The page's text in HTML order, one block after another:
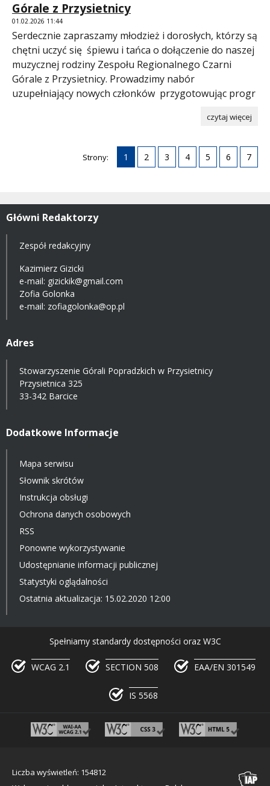
Górale z Przysietnicy
01.02.2026 11:44
Serdecznie zapraszamy młodzież i dorosłych, którzy są
chętni uczyć się śpiewu i tańca o dołączenie do naszej
muzycznej rodziny Zespołu Regionalnego Czarni
Górale z Przysietnicy. Prowadzimy nabór
uzupełniający nowych członków przygotowując progr
czytaj więcej
Strony: 1 2 3 4 5 6 7
Główni Redaktorzy
Zespół redakcyjny
Kazimierz Gizicki
e-mail: gizickik@gmail.com
Zofia Golonka
e-mail: zofiagolonka@op.pl
Adres
Stowarzyszenie Górali Popradzkich w Przysietnicy
Przysietnica 325
33-342 Barcice
Dodatkowe Informacje
Mapa serwisu
Słownik skrótów
Instrukcja obsługi
Ochrona danych osobowych
RSS
Ponowne wykorzystywanie
Udostępnianie informacji publicznej
Statystyki oglądalności
Ostatnia aktualizacja: 15.02.2020 12:00
Spełniamy standardy dostępności oraz W3C
WCAG 2.1 SECTION 508 EAA/EN 301549
IS 5568
Liczba wyświetleń: 154812